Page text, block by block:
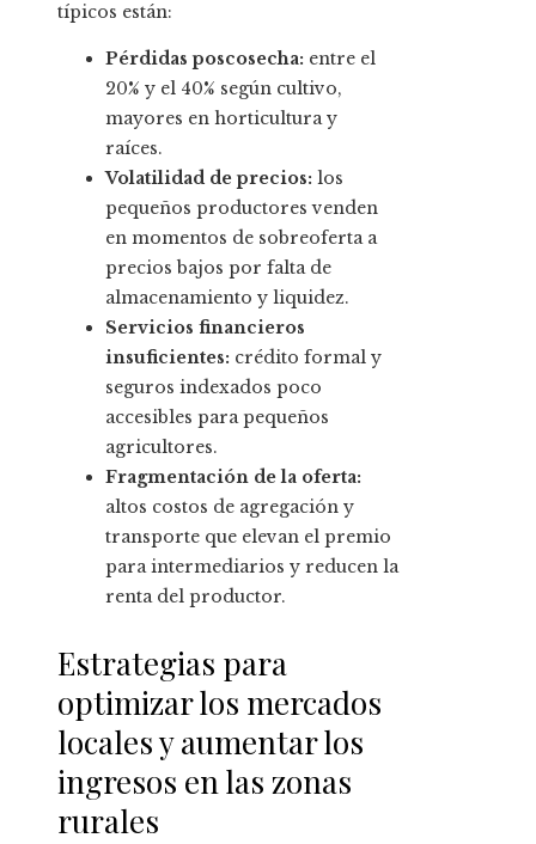
típicos están:
Pérdidas poscosecha: entre el
20% y el 40% según cultivo,
mayores en horticultura y
raíces.
Volatilidad de precios: los
pequeños productores venden
en momentos de sobreoferta a
precios bajos por falta de
almacenamiento y liquidez.
Servicios financieros
insuficientes: crédito formal y
seguros indexados poco
accesibles para pequeños
agricultores.
Fragmentación de la oferta:
altos costos de agregación y
transporte que elevan el premio
para intermediarios y reducen la
renta del productor.
Estrategias para
optimizar los mercados
locales y aumentar los
ingresos en las zonas
rurales